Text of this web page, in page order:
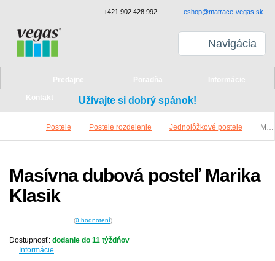
Užívajte si dobrý spánok!
Postele Postele rozdelenie Jednolôžkové postele Masívna dubová posteľ Marika Klasik
Masívna dubová posteľ Marika
Klasik
(0 hodnotení)
Dostupnosť: dodanie do 11 týždňov
Informácie
+421 902 428 992 eshop@matrace-vegas.sk
Navigácia
Predajne Poradňa Informácie
Kontakt